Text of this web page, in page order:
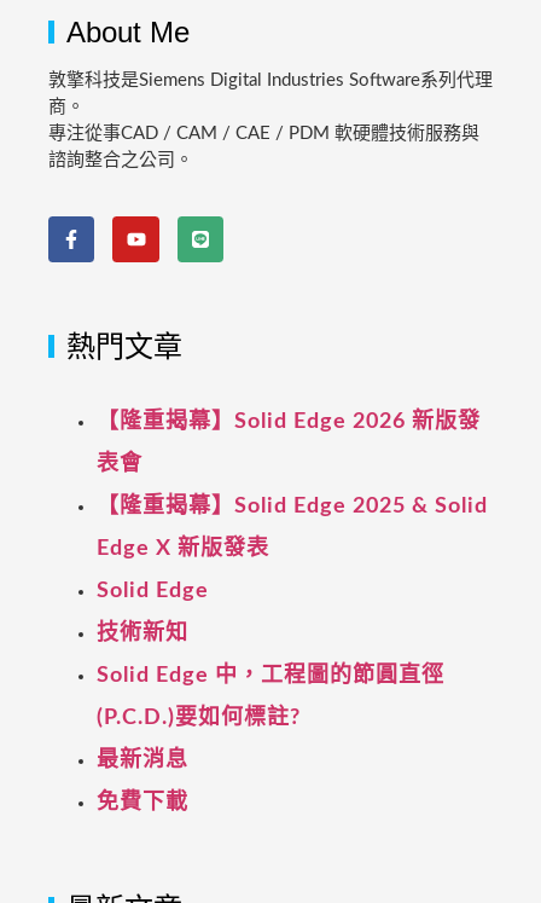
About Me
敦擎科技是Siemens Digital Industries Software系列代理
商。
專注從事CAD / CAM / CAE / PDM 軟硬體技術服務與
諮詢整合之公司。
熱門文章
【隆重揭幕】Solid Edge 2026 新版發
表會
【隆重揭幕】Solid Edge 2025 & Solid
Edge X 新版發表
Solid Edge
技術新知
Solid Edge 中，工程圖的節圓直徑
(P.C.D.)要如何標註?
最新消息
免費下載